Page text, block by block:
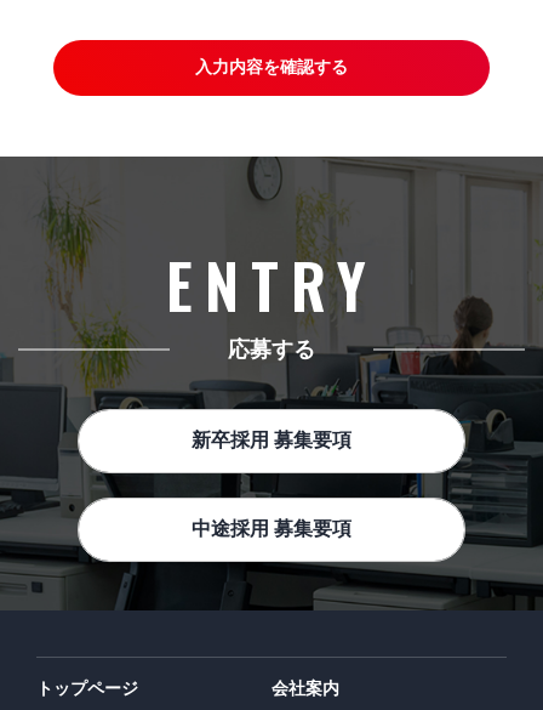
ENTRY
応募する
新卒採用 募集要項
中途採用 募集要項
トップページ
会社案内